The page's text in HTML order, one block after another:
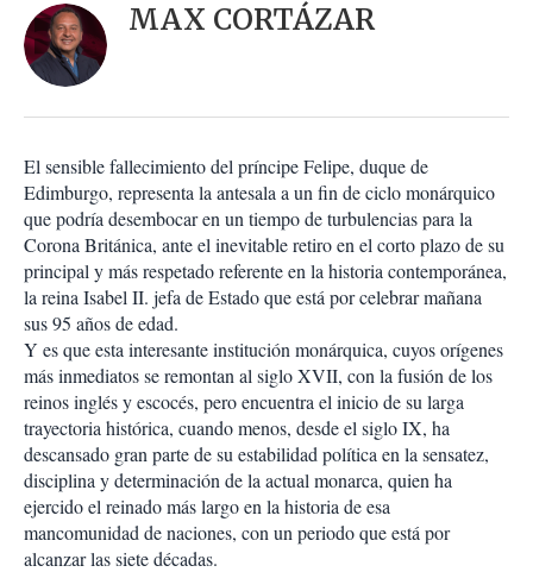
o
n
e
s
o
m
p
a
r
t
i
r
a
r
MAX CORTÁZAR
El sensible fallecimiento del príncipe Felipe, duque de
Edimburgo, representa la antesala a un fin de ciclo monárquico
que podría desembocar en un tiempo de turbulencias para la
Corona Británica, ante el inevitable retiro en el corto plazo de su
principal y más respetado referente en la historia contemporánea,
la reina Isabel II. jefa de Estado que está por celebrar mañana
sus 95 años de edad.
Y es que esta interesante institución monárquica, cuyos orígenes
más inmediatos se remontan al siglo XVII, con la fusión de los
reinos inglés y escocés, pero encuentra el inicio de su larga
trayectoria histórica, cuando menos, desde el siglo IX, ha
descansado gran parte de su estabilidad política en la sensatez,
disciplina y determinación de la actual monarca, quien ha
ejercido el reinado más largo en la historia de esa
mancomunidad de naciones, con un periodo que está por
alcanzar las siete décadas.